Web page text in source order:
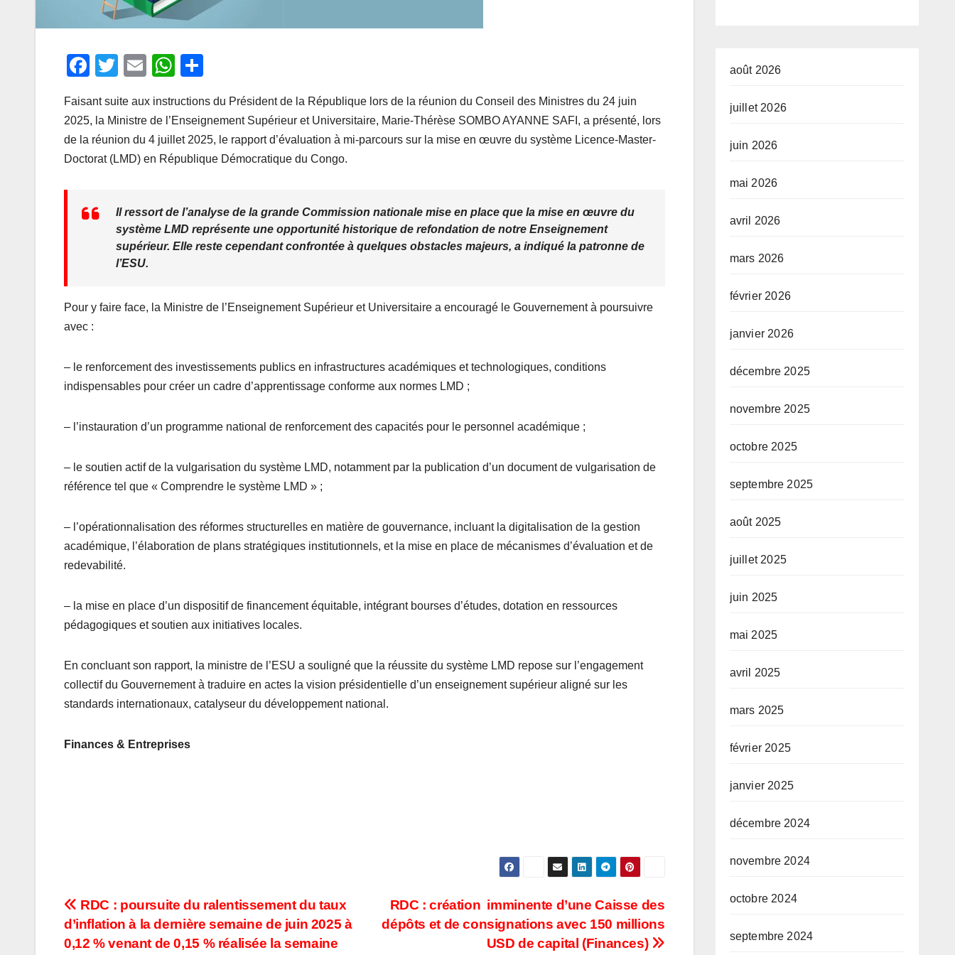
F
c
e
b
o
k
T
tt
er
E
ail
W
at
s
A
p
ta
g
er
Faisant suite aux instructions du Président de la République lors de la réunion du Conseil des Ministres du 24 juin
2025, la Ministre de l’Enseignement Supérieur et Universitaire, Marie-Thérèse SOMBO AYANNE SAFI, a présenté, lors
de la réunion du 4 juillet 2025, le rapport d’évaluation à mi-parcours sur la mise en œuvre du système Licence-Master-
Doctorat (LMD) en République Démocratique du Congo.
Il ressort de l’analyse de la grande Commission nationale mise en place que la mise en œuvre du
système LMD représente une opportunité historique de refondation de notre Enseignement
supérieur. Elle reste cependant confrontée à quelques obstacles majeurs, a indiqué la patronne de
l’ESU.
Pour y faire face, la Ministre de l’Enseignement Supérieur et Universitaire a encouragé le Gouvernement à poursuivre
avec :
– le renforcement des investissements publics en infrastructures académiques et technologiques, conditions
indispensables pour créer un cadre d’apprentissage conforme aux normes LMD ;
– l’instauration d’un programme national de renforcement des capacités pour le personnel académique ;
– le soutien actif de la vulgarisation du système LMD, notamment par la publication d’un document de vulgarisation de
référence tel que « Comprendre le système LMD » ;
– l’opérationnalisation des réformes structurelles en matière de gouvernance, incluant la digitalisation de la gestion
académique, l’élaboration de plans stratégiques institutionnels, et la mise en place de mécanismes d’évaluation et de
redevabilité.
– la mise en place d’un dispositif de financement équitable, intégrant bourses d’études, dotation en ressources
pédagogiques et soutien aux initiatives locales.
En concluant son rapport, la ministre de l’ESU a souligné que la réussite du système LMD repose sur l’engagement
collectif du Gouvernement à traduire en actes la vision présidentielle d’un enseignement supérieur aligné sur les
standards internationaux, catalyseur du développement national.
Finances & Entreprises
Navigation
de
RDC : création imminente d’une Caisse des
dépôts et de consignations avec 150 millions
USD de capital (Finances)
RDC : poursuite du ralentissement du taux
d’inflation à la dernière semaine de juin 2025 à
0,12 % venant de 0,15 % réalisée la semaine
la Tribune des
Femmes de
Médias et
Nationale des
Caméramans
du Congo
août 2026
juillet 2026
juin 2026
mai 2026
avril 2026
mars 2026
février 2026
janvier 2026
décembre 2025
novembre 2025
octobre 2025
septembre 2025
août 2025
juillet 2025
juin 2025
mai 2025
avril 2025
mars 2025
février 2025
janvier 2025
décembre 2024
novembre 2024
octobre 2024
septembre 2024